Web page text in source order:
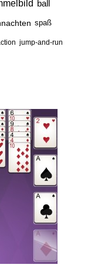
ball
spaß
jump-and-run